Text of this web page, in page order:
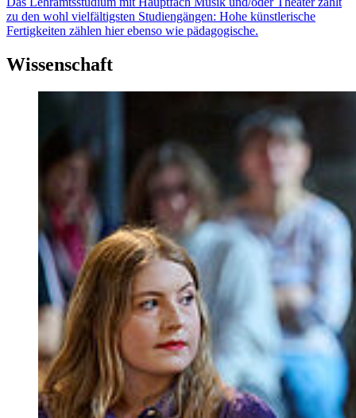
zu den wohl vielfältigsten Studiengängen: Hohe künstlerische
Fertigkeiten zählen hier ebenso wie pädagogische.
Wissenschaft